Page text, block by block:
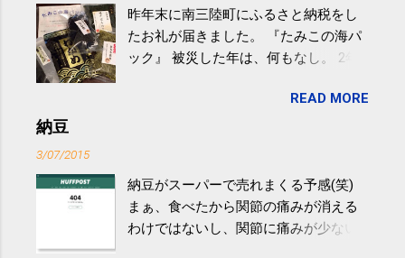
けると改善する、との結果を筑波大の
研究チームが発表した。改善が期待で
きるのは、過度の飲酒が原因ではない
減らなくても効果があるという。 正田
波大「減量しなくても効果」 - ニュー
ス - アピタル（医療・健康）
昨年末に南三陸町にふるさと納税をし
たお礼が届きました。 『たみこの海パ
ック』 被災した年は、何もなし。 2年
が『たみこの海パック』。 ボランティ
全く考えていなかったので、貰えると
少しづつ復興してる感が伝わってきて
嬉しいです。 あと、ふるさと納税が節
READ MORE
納豆
3/07/2015
納豆がスーパーで売れまくる予感(笑)
まぁ、食べたから関節の痛みが消える
わけではないし、関節に痛みが少ない